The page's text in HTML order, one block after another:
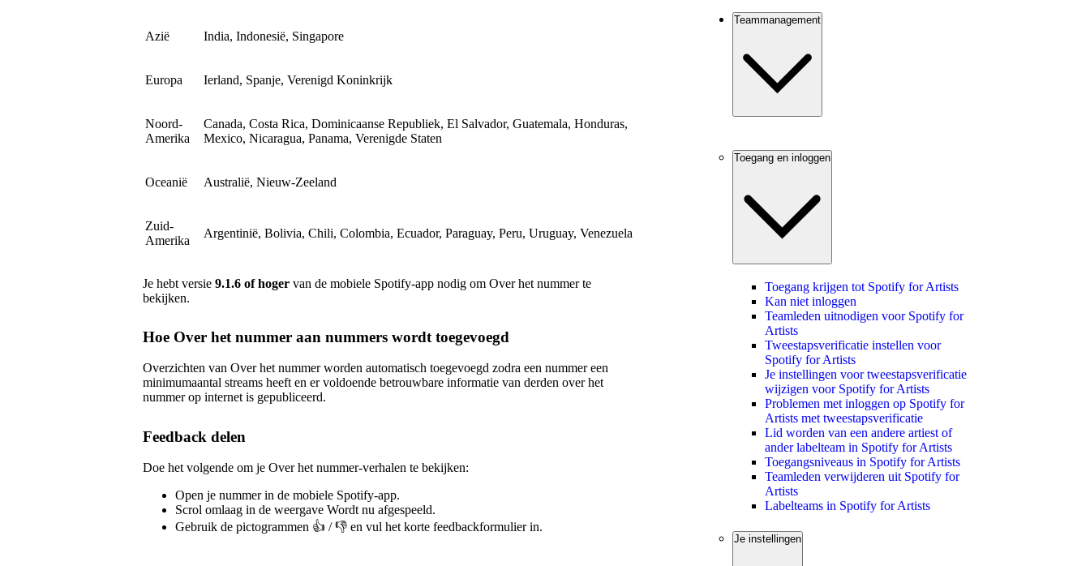
Azië India, Indonesië, Singapore
Europa Ierland, Spanje, Verenigd Koninkrijk
Noord-
Amerika
Canada, Costa Rica, Dominicaanse Republiek, El Salvador, Guatemala, Honduras,
Mexico, Nicaragua, Panama, Verenigde Staten
Oceanië Australië, Nieuw-Zeeland
Zuid-
Amerika
Argentinië, Bolivia, Chili, Colombia, Ecuador, Paraguay, Peru, Uruguay, Venezuela
Je hebt versie 9.1.6 of hoger van de mobiele Spotify-app nodig om Over het nummer te
bekijken.
Hoe Over het nummer aan nummers wordt toegevoegd
Overzichten van Over het nummer worden automatisch toegevoegd zodra een nummer een
minimumaantal streams heeft en er voldoende betrouwbare informatie van derden over het
nummer op internet is gepubliceerd.
Feedback delen
Doe het volgende om je Over het nummer-verhalen te bekijken:
Open je nummer in de mobiele Spotify-app.
Scrol omlaag in de weergave Wordt nu afgespeeld.
Gebruik de pictogrammen 👍 / 👎 en vul het korte feedbackformulier in.
Teammanagement
Toegang en inloggen
Toegang krijgen tot Spotify for Artists
Kan niet inloggen
Teamleden uitnodigen voor Spotify for
Artists
Tweestapsverificatie instellen voor
Spotify for Artists
Je instellingen voor tweestapsverificatie
wijzigen voor Spotify for Artists
Problemen met inloggen op Spotify for
Artists met tweestapsverificatie
Lid worden van een andere artiest of
ander labelteam in Spotify for Artists
Toegangsniveaus in Spotify for Artists
Teamleden verwijderen uit Spotify for
Artists
Labelteams in Spotify for Artists
Je instellingen